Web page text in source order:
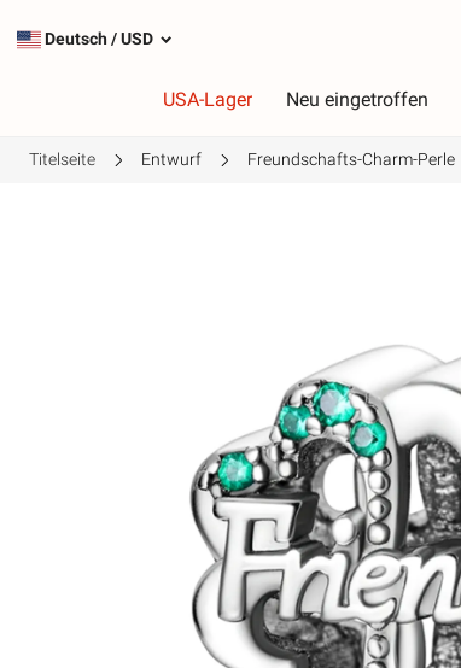
Deutsch/USD
USA-Lager Neu eingetroffen
Titelseite Entwurf Freundschafts-Charm-Perle